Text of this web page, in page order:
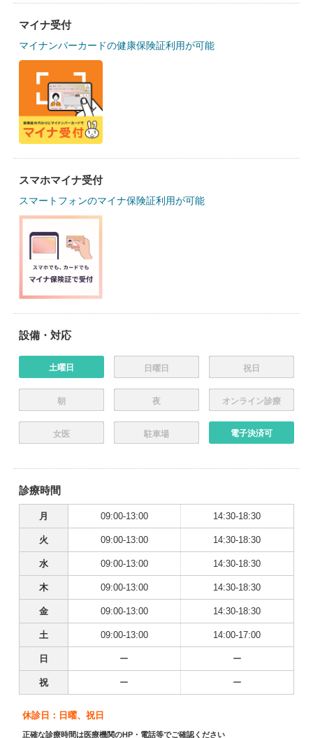
マイナ受付
マイナンバーカードの健康保険証利用が可能
スマホマイナ受付
スマートフォンのマイナ保険証利用が可能
設備・対応
土曜日 日曜日 祝日
朝 夜 オンライン診療
女医 駐車場 電子決済可
診療時間
月 09:00-13:00 14:30-18:30
火 09:00-13:00 14:30-18:30
水 09:00-13:00 14:30-18:30
木 09:00-13:00 14:30-18:30
金 09:00-13:00 14:30-18:30
土 09:00-13:00 14:00-17:00
日 ー ー
祝 ー ー
休診日：日曜、祝日
正確な診療時間は医療機関のHP・電話等でご確認ください